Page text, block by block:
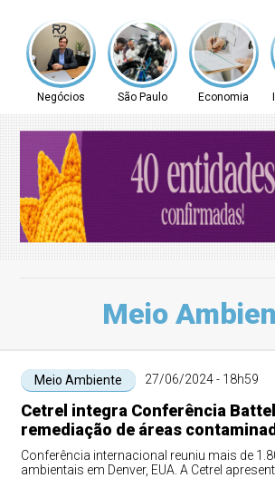
Negócios São Paulo Economia
Meio
Meio Ambiente 27/06/2024 - 18h59
Cetrel integra Conferência
remediação de áreas
Conferência internacional reuniu mais de
ambientais em Denver, EUA. A Cetrel